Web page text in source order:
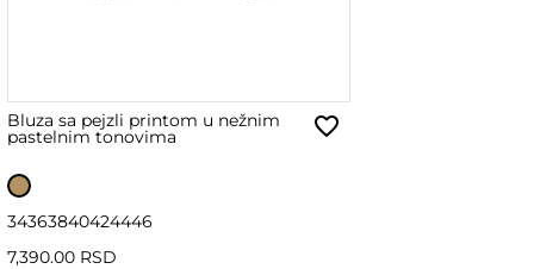
Bluza sa pejzli printom u nežnim
pastelnim tonovima
34363840424446
7,390.00 RSD